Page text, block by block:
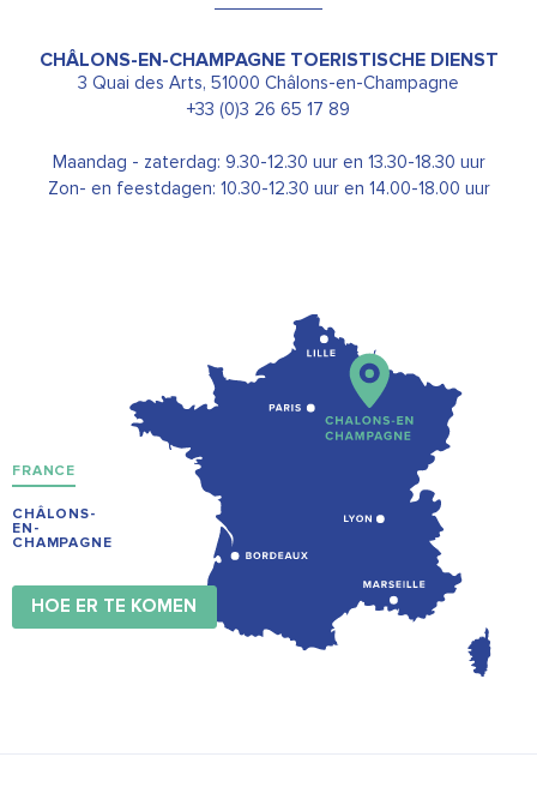
CHÂLONS-EN-CHAMPAGNE TOERISTISCHE DIENST
3 Quai des Arts, 51000 Châlons-en-Champagne
+33 (0)3 26 65 17 89
Maandag - zaterdag: 9.30-12.30 uur en 13.30-18.30 uur
Zon- en feestdagen: 10.30-12.30 uur en 14.00-18.00 uur
FRANCE
CHÂLONS-
EN-
CHAMPAGNE
HOE ER TE KOMEN